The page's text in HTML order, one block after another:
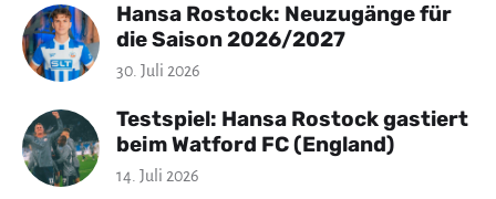
Hansa Rostock: Neuzugänge für
die Saison 2026/2027
30. Juli 2026
Testspiel: Hansa Rostock gastiert
beim Watford FC (England)
14. Juli 2026